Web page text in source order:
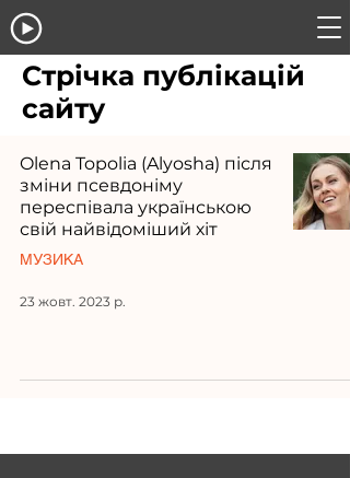
Стрічка публікацій
сайту
Olena Topolia (Alyosha) після
зміни псевдоніму
переспівала українською
свій найвідоміший хіт
МУЗИКА
23 жовт. 2023 р.